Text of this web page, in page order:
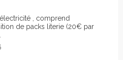
, comprend
de packs literie (20€ par